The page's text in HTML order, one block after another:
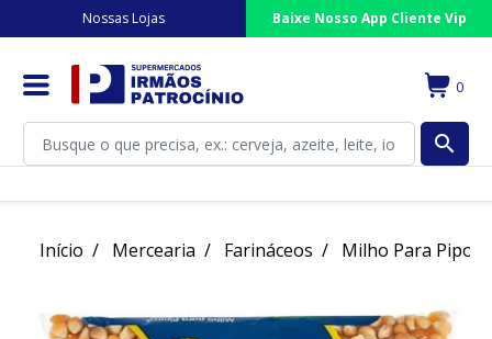
Nossas Lojas Baixe Nosso App Cliente Vip
0
search
Início Mercearia Farináceos Milho Para Pipoca